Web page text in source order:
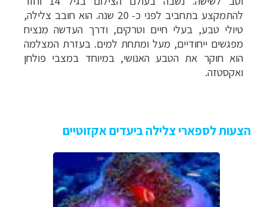
להתמקצע בתחביב לפני כ- 20 שנה. הוא
חובב צלילה,
טיולי טבע, בעלי חיים וטרקים, ודרך העדשה מנציח
מפגשים ייחודיים, מעל ומתחת למים. בעזרת המצלמה
הוא חוקר את הטבע האנושי, במיוחד במצבי פולחן
ואקסטזה.
הצעות לספארי צלילה ביעדים אקזוטיים